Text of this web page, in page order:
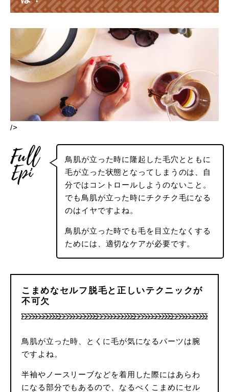
/>
鳥肌が立った時に隆起した毛穴とともに
毛が立った状態となってしまうのは、自
分ではコントロールしようのないこと。
でも鳥肌が立った時にチクチク毛になる
のはイヤですよね。
鳥肌が立った時でも毛を目立たなくする
ためには、適切なケアが必要です。
こまめなセルフ脱毛と正しいテクニックが
不可欠
鳥肌が立った時、とくに毛が気になるパーツは腕
ですよね。
半袖やノースリーブなどを着用した際にはあらわ
になる部分でもあるので、なるべくこまめにセル